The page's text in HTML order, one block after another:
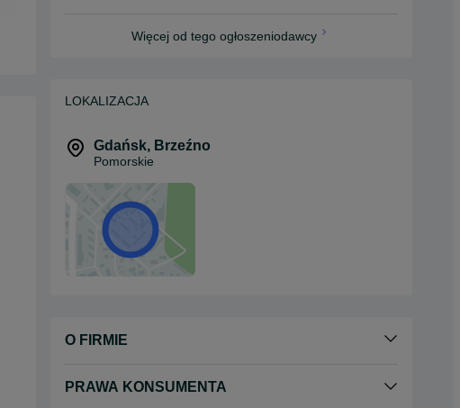
Więcej od tego ogłoszeniodawcy
LOKALIZACJA
Gdańsk, Brzeźno
Pomorskie
O FIRMIE
PRAWA KONSUMENTA